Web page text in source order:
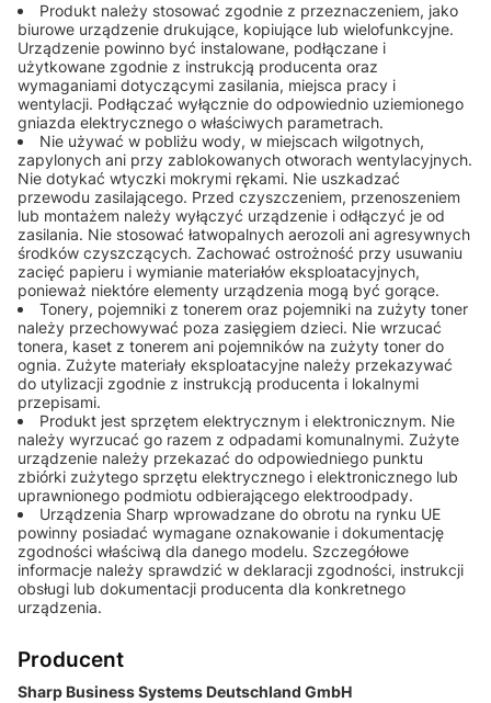
Produkt należy stosować zgodnie z przeznaczeniem, jako
biurowe urządzenie drukujące, kopiujące lub wielofunkcyjne.
Urządzenie powinno być instalowane, podłączane i
użytkowane zgodnie z instrukcją producenta oraz
wymaganiami dotyczącymi zasilania, miejsca pracy i
wentylacji. Podłączać wyłącznie do odpowiednio uziemionego
gniazda elektrycznego o właściwych parametrach.
Nie używać w pobliżu wody, w miejscach wilgotnych,
zapylonych ani przy zablokowanych otworach wentylacyjnych.
Nie dotykać wtyczki mokrymi rękami. Nie uszkadzać
przewodu zasilającego. Przed czyszczeniem, przenoszeniem
lub montażem należy wyłączyć urządzenie i odłączyć je od
zasilania. Nie stosować łatwopalnych aerozoli ani agresywnych
środków czyszczących. Zachować ostrożność przy usuwaniu
zacięć papieru i wymianie materiałów eksploatacyjnych,
ponieważ niektóre elementy urządzenia mogą być gorące.
Tonery, pojemniki z tonerem oraz pojemniki na zużyty toner
należy przechowywać poza zasięgiem dzieci. Nie wrzucać
tonera, kaset z tonerem ani pojemników na zużyty toner do
ognia. Zużyte materiały eksploatacyjne należy przekazywać
do utylizacji zgodnie z instrukcją producenta i lokalnymi
przepisami.
Produkt jest sprzętem elektrycznym i elektronicznym. Nie
należy wyrzucać go razem z odpadami komunalnymi. Zużyte
urządzenie należy przekazać do odpowiedniego punktu
zbiórki zużytego sprzętu elektrycznego i elektronicznego lub
uprawnionego podmiotu odbierającego elektroodpady.
Urządzenia Sharp wprowadzane do obrotu na rynku UE
powinny posiadać wymagane oznakowanie i dokumentację
zgodności właściwą dla danego modelu. Szczegółowe
informacje należy sprawdzić w deklaracji zgodności, instrukcji
obsługi lub dokumentacji producenta dla konkretnego
urządzenia.
Producent
Sharp Business Systems Deutschland GmbH